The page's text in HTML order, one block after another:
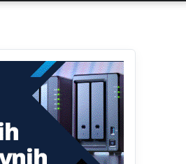
i Ratka kaki su oni
znam ja dobro sta je